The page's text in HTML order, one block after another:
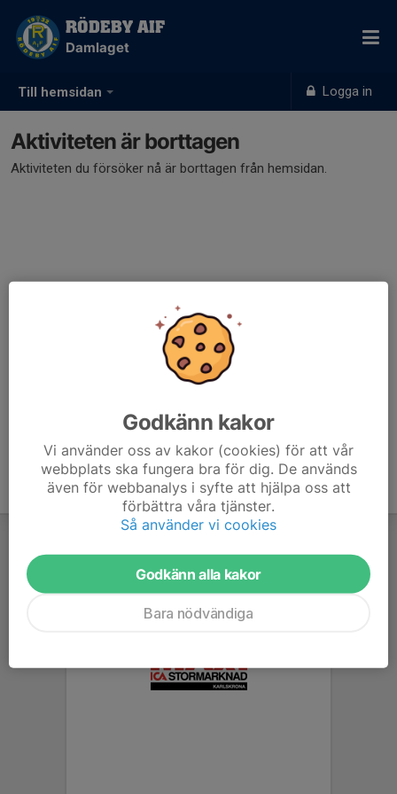
Till hemsidan Logga in
RÖDEBY AIF
Damlaget
Aktiviteten är borttagen
Aktiviteten du försöker nå är borttagen från hemsidan.
Godkänn kakor
Vi använder oss av kakor (cookies) för att vår
webbplats ska fungera bra för dig. De används
även för webbanalys i syfte att hjälpa oss att
förbättra våra tjänster.
Så använder vi cookies
Godkänn alla kakor
Bara nödvändiga